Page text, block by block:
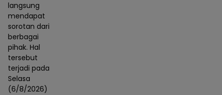
langsung
mendapat
sorotan dari
berbagai
pihak. Hal
tersebut
terjadi pada
Selasa
(6/8/2026)